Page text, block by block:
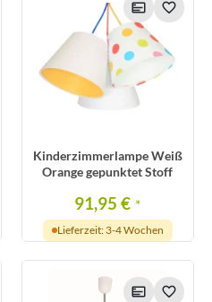
Kinderzimmerlampe Weiß
Orange gepunktet Stoff
91,95 € *
Lieferzeit: 3-4 Wochen